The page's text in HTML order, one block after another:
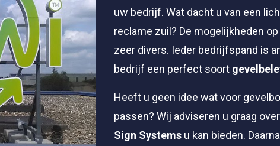
uw bedrijf. Wat dacht u van een
reclame zuil? De mogelijkheden
zeer divers. Ieder bedrijfspand is
bedrijf een perfect soort
Heeft u geen idee wat voor
passen? Wij adviseren u graag
Sign Systems u kan bieden.